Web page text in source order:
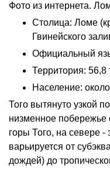
Фото из интернета.
Столица: Ломе
Гвинейского
Официальный
Территория: 56,8
Население:
Того вытянуто узкой
низменное побережье
горы Того, на севере
варьируется от
дождей) до